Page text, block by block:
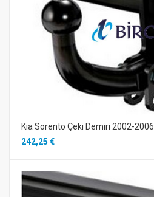
Kia Sorento Çeki Demiri 2002-2006
242,25 €